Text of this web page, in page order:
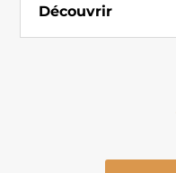
Découvrir